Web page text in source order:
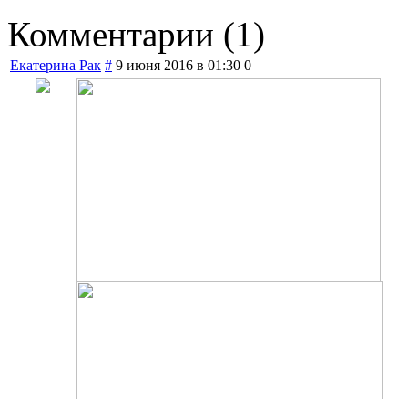
Комментарии (1)
Екатерина Рак # 9 июня 2016 в 01:30 0